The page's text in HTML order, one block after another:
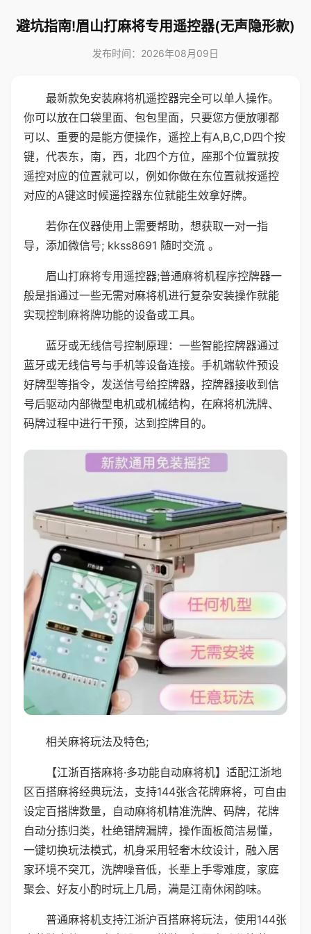
避坑指南!眉山打麻将专用遥控器(无声隐形款)
发布时间：2026年08月09日
最新款免安装麻将机遥控器完全可以单人操作。
你可以放在口袋里面、包包里面，只要您方便放哪都
可以、重要的是能方便操作，遥控上有A,B,C,D四个按
键，代表东，南，西，北四个方位，座那个位置就按
遥控对应的位置就可以，例如你做在东位置就按遥控
对应的A键这时候遥控器东位就能生效拿好牌。
若你在仪器使用上需要帮助，想获取一对一指
导，添加微信号; kkss8691 随时交流 。
眉山打麻将专用遥控器;普通麻将机程序控牌器一
般是指通过一些无需对麻将机进行复杂安装操作就能
实现控制麻将牌功能的设备或工具。
蓝牙或无线信号控制原理：一些智能控牌器通过
蓝牙或无线信号与手机等设备连接。手机端软件预设
好牌型等指令，发送信号给控牌器，控牌器接收到信
号后驱动内部微型电机或机械结构，在麻将机洗牌、
码牌过程中进行干预，达到控牌目的。
相关麻将玩法及特色;
【江浙百搭麻将·多功能自动麻将机】适配江浙地
区百搭麻将经典玩法，支持144张含花牌麻将，可自由
设定百搭牌数量，自动麻将机精准洗牌、码牌，花牌
自动分拣归类，杜绝错牌漏牌，操作面板简洁易懂，
一键切换玩法模式，机身采用轻奢木纹设计，融入居
家环境不突兀，洗牌噪音低，长辈上手零难度，家庭
聚会、好友小酌时玩上几局，满是江南休闲韵味。
普通麻将机支持江浙沪百搭麻将玩法，使用144张